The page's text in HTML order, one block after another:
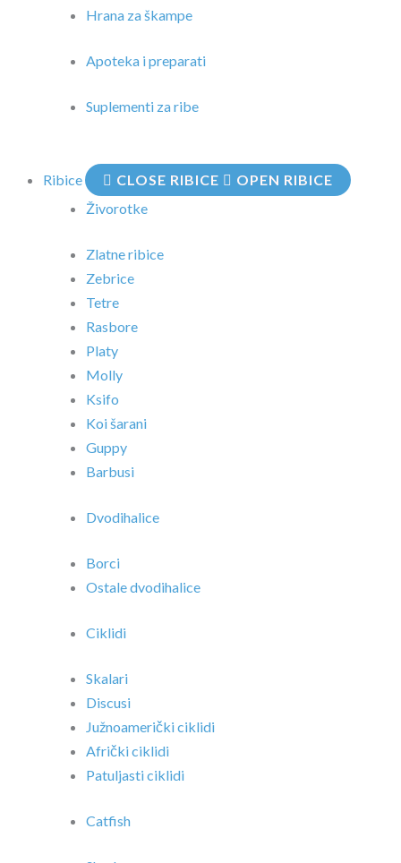
Hrana za škampe
Apoteka i preparati
Suplementi za ribe
Ribice CLOSE RIBICE
OPEN RIBICE
Živorotke
Zlatne ribice
Zebrice
Tetre
Rasbore
Platy
Molly
Ksifo
Koi šarani
Guppy
Barbusi
Dvodihalice
Borci
Ostale dvodihalice
Ciklidi
Skalari
Discusi
Južnoamerički ciklidi
Afrički ciklidi
Patuljasti ciklidi
Catfish